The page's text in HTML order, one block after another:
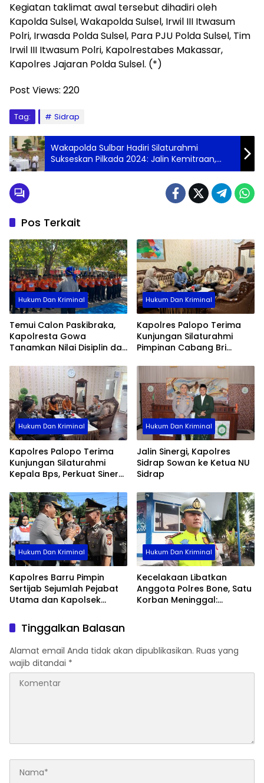
Kegiatan taklimat awal tersebut dihadiri oleh
Kapolda Sulsel, Wakapolda Sulsel, Irwil III Itwasum
Polri, Irwasda Polda Sulsel, Para PJU Polda Sulsel, Tim
Irwil III Itwasum Polri, Kapolrestabes Makassar,
Kapolres Jajaran Polda Sulsel. (*)
Post Views: 220
Tag: Sidrap
Wakapolda Sulbar Hadiri Silaturahmi
Sukseskan Pilkada 2024: Jalin Kemitraan,
Wujudkan Pilkada Damai dan Demokratis
Pos Terkait
Hukum Dan Kriminal
Temui Calon Paskibraka,
Kapolresta Gowa
Tanamkan Nilai Disiplin dan
Hukum Dan Kriminal
Kapolres Palopo Terima
Kunjungan Silaturahmi
Pimpinan Cabang Bri
Hukum Dan Kriminal
Kapolres Palopo Terima
Kunjungan Silaturahmi
Kepala Bps, Perkuat Sinergi
Hukum Dan Kriminal
Jalin Sinergi, Kapolres
Sidrap Sowan ke Ketua NU
Sidrap
Hukum Dan Kriminal
Kapolres Barru Pimpin
Sertijab Sejumlah Pejabat
Utama dan Kapolsek
Organisasi
Hukum Dan Kriminal
Kecelakaan Libatkan
Anggota Polres Bone, Satu
Korban Meninggal:
Tinggalkan Balasan
Alamat email Anda tidak akan dipublikasikan. Ruas yang
wajib ditandai *